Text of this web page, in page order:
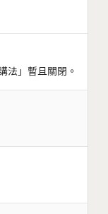
法」暫且關閉。